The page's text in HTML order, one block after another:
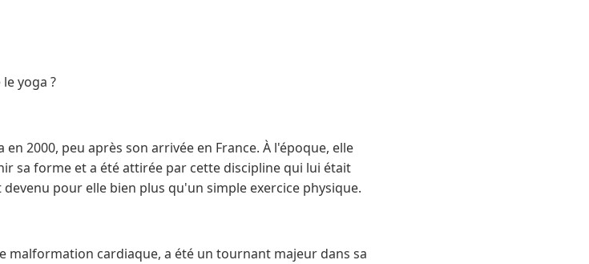
yoga ?
2000, peu après son arrivée en France. À l'époque, elle
sa forme et a été attirée par cette discipline qui lui était
pour elle bien plus qu'un simple exercice physique.
malformation cardiaque, a été un tournant majeur dans sa